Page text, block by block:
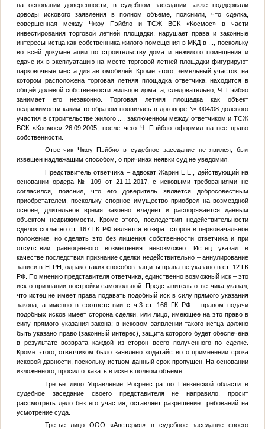
на основании доверенности, в судебном заседании также поддержали
доводы искового заявления в полном объеме, пояснили, что сделка,
совершенная между Чжоу Пэйбяо и ТСЖ ВСК «Космос» в части
инвестирования торговой летней площадки, нарушает права и законные
интересы истца как собственника жилого помещения в МКД в
, поскольку
во всей документации по строительству дома и нежилого помещения и
сдаче их в эксплуатацию на месте торговой летней площадки фигурируют
парковочные места для автомобилей. Кроме этого, земельный участок, на
котором расположена торговая летняя площадка ответчика, находится в
общей долевой собственности жильцов дома, а, следовательно, Ч. Пэйбяо
занимает его незаконно. Торговая летняя площадка как объект
недвижимости каким-то образом появилась в договоре № 004/08 долевого
участия в строительстве жилого
, заключенном между ответчиком и ТСЖ
ВСК «Космос» 26.09.2005, после чего Ч. Пэйбяо оформил на нее право
собственности.
Ответчик Чжоу Пэйбяо в судебное заседание не явился, был
извещен надлежащим способом, о причинах неявки суд не уведомил.
Представитель ответчика – адвокат Жарин Е.Е., действующий на
основании ордера № 109 от 21.11.2017, с исковыми требованиями не
согласился, пояснил, что его доверитель является добросовестным
приобретателем, поскольку спорное имущество приобрел на возмездной
основе, длительное время законно владеет и распоряжается данным
объектом недвижимости. Кроме этого, последствия недействительности
сделок согласно ст. 167 ГК РФ является возврат сторон в первоначальное
положение, но сделать это без лишения собственности ответчика и при
отсутствии равноценного возмещения невозможно. Истец указал в
качестве последствия признание сделки недействительно – аннулирование
записи в ЕГРН, однако таких способов защиты права не указано в ст. 12 ГК
РФ. По мнению представителя ответчика, единственно возможный иск – это
иск о признании постройки самовольной. Представитель ответчика указал,
что истец не имеет права подавать подобный иск в силу прямого указания
закона, а именно в соответствии с ч.3 ст. 166 ГК РФ – правом подачи
подобных исков имеет сторона сделки, или лицо, имеющее на это право в
силу прямого указания закона; в исковом заявлении такого истца должно
быть указано право (законный интерес), защита которого будет обеспечена
в результате возврата каждой из сторон всего полученного по сделке.
Кроме этого, ответчиком было заявлено ходатайство о применении срока
исковой давности, поскольку истцом данный срок пропущен. На основании
изложенного, просил отказать в иске в полном объеме.
Третье лицо Управление Росреестра по Пензенской области в
судебное заседание своего представителя не направило, просит
рассмотреть дело без его участия, оставляет разрешение требований на
усмотрение суда.
Третье лицо ООО «Австерия» в судебное заседание своего